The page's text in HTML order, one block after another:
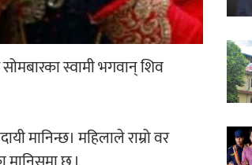
स्वामी भगवान् शिव
मानिन्छ। महिलाले राम्रो वर